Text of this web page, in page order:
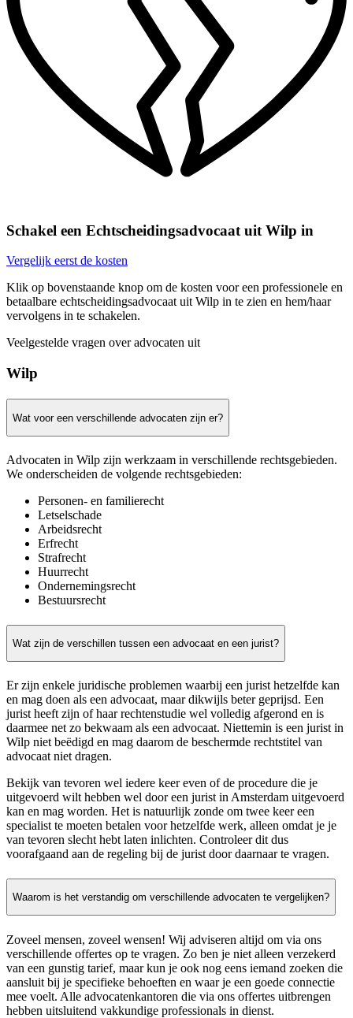
Schakel een Echtscheidingsadvocaat uit Wilp in
Vergelijk eerst de kosten
Klik op bovenstaande knop om de kosten voor een professionele en
betaalbare echtscheidingsadvocaat uit Wilp in te zien en hem/haar
vervolgens in te schakelen.
Veelgestelde vragen over advocaten uit
Wilp
Wat voor een verschillende advocaten zijn er?
Advocaten in Wilp zijn werkzaam in verschillende rechtsgebieden.
We onderscheiden de volgende rechtsgebieden:
Personen- en familierecht
Letselschade
Arbeidsrecht
Erfrecht
Strafrecht
Huurrecht
Ondernemingsrecht
Bestuursrecht
Wat zijn de verschillen tussen een advocaat en een jurist?
Er zijn enkele juridische problemen waarbij een jurist hetzelfde kan
en mag doen als een advocaat, maar dikwijls beter geprijsd. Een
jurist heeft zijn of haar rechtenstudie wel volledig afgerond en is
daarmee net zo bekwaam als een advocaat. Niettemin is een jurist in
Wilp niet beëdigd en mag daarom de beschermde rechtstitel van
advocaat niet dragen.
Bekijk van tevoren wel iedere keer even of de procedure die je
uitgevoerd wilt hebben wel door een jurist in Amsterdam uitgevoerd
kan en mag worden. Het is natuurlijk zonde om twee keer een
specialist te moeten betalen voor hetzelfde werk, alleen omdat je je
van tevoren slecht hebt laten inlichten. Controleer dit dus
voorafgaand aan de regeling bij de jurist door daarnaar te vragen.
Waarom is het verstandig om verschillende advocaten te vergelijken?
Zoveel mensen, zoveel wensen! Wij adviseren altijd om via ons
verschillende offertes op te vragen. Zo ben je niet alleen verzekerd
van een gunstig tarief, maar kun je ook nog eens iemand zoeken die
aansluit bij je specifieke behoeften en waar je een goede connectie
mee voelt. Alle advocatenkantoren die via ons offertes uitbrengen
hebben uitsluitend vakkundige professionals in dienst.